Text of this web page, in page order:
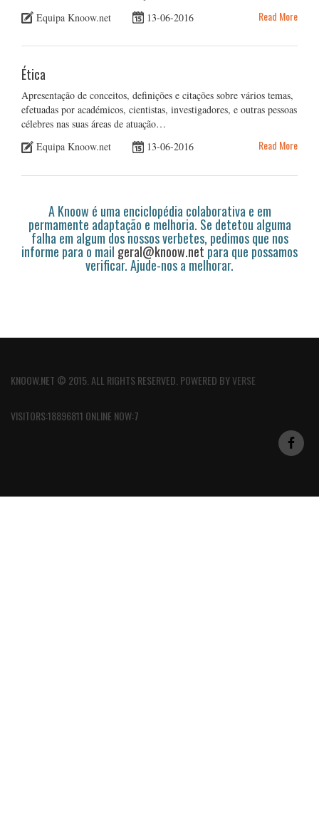
Equipa Knoow.net
13-06-2016 Read More
Ética
Apresentação de conceitos, definições e citações sobre vários temas,
efetuadas por académicos, cientistas, investigadores, e outras pessoas
célebres nas suas áreas de atuação…
Equipa Knoow.net
13-06-2016 Read More
A Knoow é uma enciclopédia colaborativa e em
permamente adaptação e melhoria. Se detetou alguma
falha em algum dos nossos verbetes, pedimos que nos
informe para o mail geral@knoow.netpara que possamos
verificar. Ajude-nos a melhorar.
KNOOW.NET © 2015. ALL RIGHTS RESERVED. POWERED BYVERSE
VISITORS:18896811 ONLINE NOW:7